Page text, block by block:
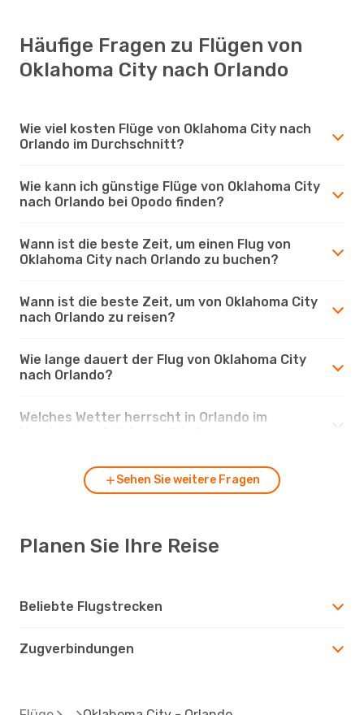
Häufige Fragen zu Flügen von
Oklahoma City nach Orlando
Wie viel kosten Flüge von Oklahoma City nach
Orlando im Durchschnitt?
Wie kann ich günstige Flüge von Oklahoma City
nach Orlando bei Opodo finden?
Wann ist die beste Zeit, um einen Flug von
Oklahoma City nach Orlando zu buchen?
Wann ist die beste Zeit, um von Oklahoma City
nach Orlando zu reisen?
Wie lange dauert der Flug von Oklahoma City
nach Orlando?
Welches Wetter herrscht in Orlando im
Sehen Sie weitere Fragen
Planen Sie Ihre Reise
Beliebte Flugstrecken
Zugverbindungen